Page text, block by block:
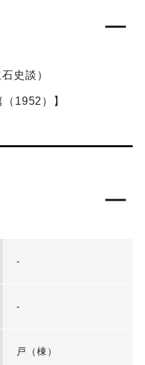
史談）
1952）】
-
-
戸（棟）